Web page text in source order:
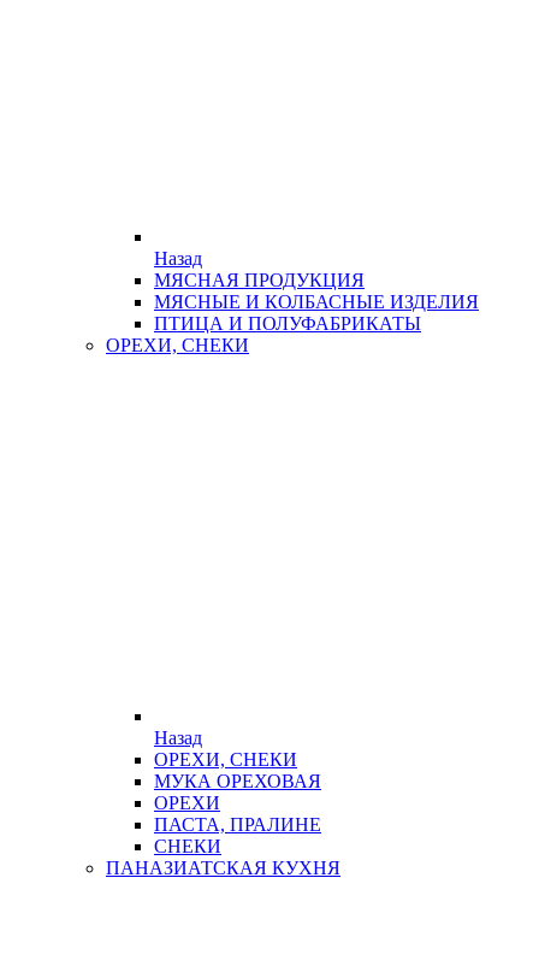
Назад
МЯСНАЯ ПРОДУКЦИЯ
МЯСНЫЕ И КОЛБАСНЫЕ ИЗДЕЛИЯ
ПТИЦА И ПОЛУФАБРИКАТЫ
ОРЕХИ, СНЕКИ
Назад
ОРЕХИ, СНЕКИ
МУКА ОРЕХОВАЯ
ОРЕХИ
ПАСТА, ПРАЛИНЕ
СНЕКИ
ПАНАЗИАТСКАЯ КУХНЯ